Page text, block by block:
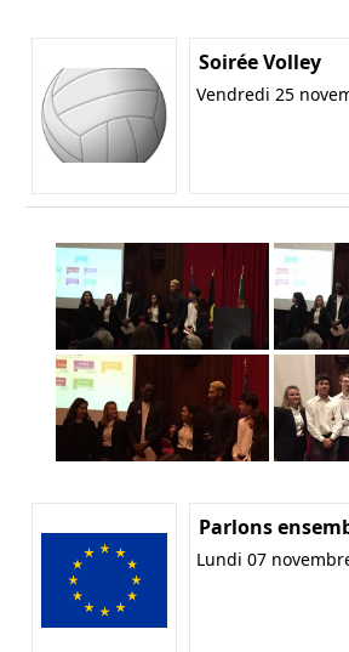
Soirée Volley
Vendredi 25
Parlons
Lundi 07